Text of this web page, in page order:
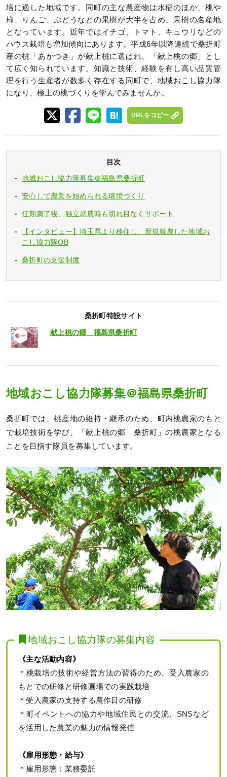
培に適した地域です。同町の主な農産物は水稲のほか、桃や
柿、りんご、ぶどうなどの果樹が大半を占め、果樹の名産地
となっています。近年ではイチゴ、トマト、キュウリなどの
ハウス栽培も増加傾向にあります。平成6年以降連続で桑折町
産の桃「あかつき」が献上桃に選ばれ、「献上桃の郷」とし
て広く知られています。知識と技術、経験を有し高い品質管
理を行う生産者が数多く存在する同町で、地域おこし協力隊
になり、極上の桃づくりを学んでみませんか。
URLをコピー
目次
地域おこし協力隊募集＠福島県桑折町
安心して農業を始められる環境づくり
任期満了後、独立就農時も切れ目なくサポート
【インタビュー】埼玉県より移住し、新規就農した地域お
こし協力隊OB
桑折町の支援制度
桑折町特設サイト
献上桃の郷 福島県桑折町
地域おこし協力隊募集＠福島県桑折町
桑折町では、桃産地の維持・継承のため、町内桃農家のもと
で栽培技術を学び、「献上桃の郷 桑折町」の桃農家となる
ことを目指す隊員を募集しています。
地域おこし協力隊の募集内容
《主な活動内容》
＊桃栽培の技術や経営方法の習得のため、受入農家の
もとでの研修と研修圃場での実践栽培
＊受入農家の支持する農作目の研修
＊町イベントへの協力や地域住民との交流、SNSなど
を活用した農業の魅力の情報発信
《雇用形態・給与》
＊雇用形態：業務委託